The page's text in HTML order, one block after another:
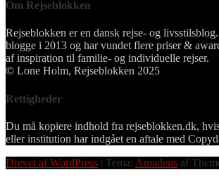
Om Rejseblokken
Rejseblokken er en dansk rejse- og
blogge i 2013 og har vundet flere priser &
af inspiration til familie- og individuelle rejser.
© Lone Holm, Rejseblokken 2025
Rettigheder
Du må kopiere indhold fra rejseblokken.dk,
eller institution har indgået en aftale med
Drevet af WordPress | Tema: Amadeus af